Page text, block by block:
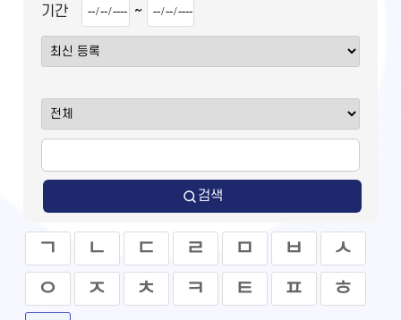
기간 ~
검색
ㄱ ㄴ ㄷ ㄹ ㅁ ㅂ
ㅅ
ㅇ
ㅈ ㅊ ㅋ ㅌ ㅍ ㅎ